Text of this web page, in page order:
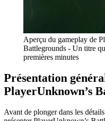
Aperçu du gameplay de
Battlegrounds - Un titre
premières minutes
Présentation
PlayerUnknown’s
Avant de plonger dans les